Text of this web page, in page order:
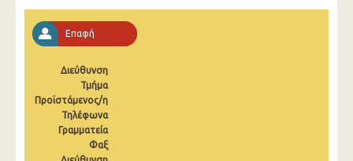
2008
2006
2005
2004
Επαφή
Διεύθυνση
Τμήμα
Προϊστάμενος/η
Τηλέφωνα
Γραμματεία
Φαξ